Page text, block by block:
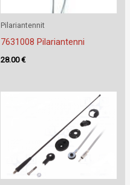
Pilariantennit
7631008 Pilariantenni
28.00€